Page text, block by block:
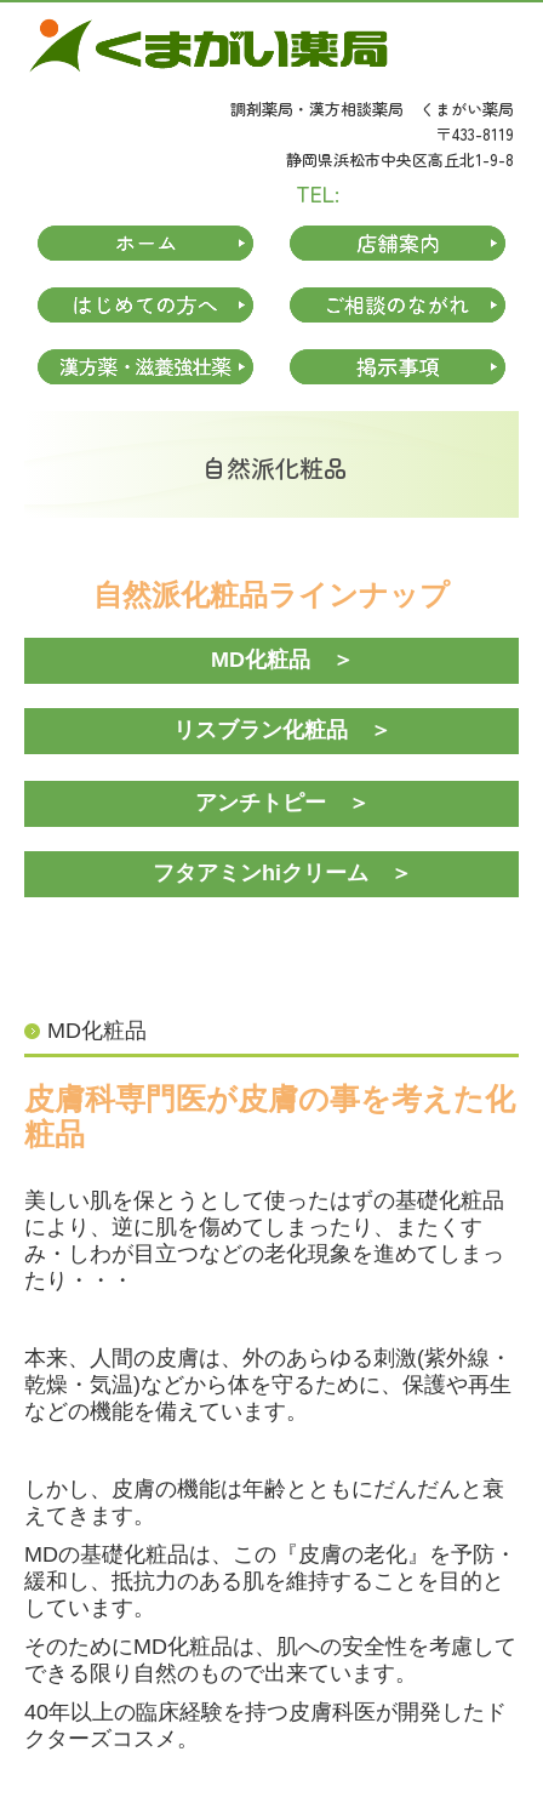
調剤薬局・漢方相談薬局
くまがい薬局
〒433-8119
静岡県浜松市中央区高丘北1-9-8
TEL:
自然派化粧品
自然派化粧品ラインナップ
MD化粧品 ＞
リスブラン化粧品 ＞
アンチトピー ＞
フタアミンhiクリーム ＞
MD化粧品
皮膚科専門医が皮膚の事を考えた化
粧品
美しい肌を保とうとして使ったはずの基礎化粧品
により、逆に肌を傷めてしまったり、またくす
み・しわが目立つなどの老化現象を進めてしまっ
たり・・・
本来、人間の皮膚は、外のあらゆる刺激(紫外線・
乾燥・気温)などから体を守るために、保護や再生
などの機能を備えています。
しかし、皮膚の機能は年齢とともにだんだんと衰
えてきます。
MDの基礎化粧品は、この『皮膚の老化』を予防・
緩和し、抵抗力のある肌を維持することを目的と
しています。
そのためにMD化粧品は、肌への安全性を考慮して
できる限り自然のもので出来ています。
40年以上の臨床経験を持つ皮膚科医が開発したド
クターズコスメ。